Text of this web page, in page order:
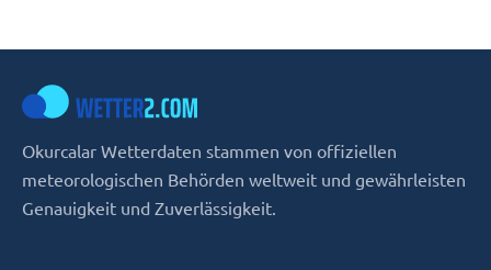
Okurcalar Wetterdaten stammen von offiziellen
meteorologischen Behörden weltweit und gewährleisten
Genauigkeit und Zuverlässigkeit.